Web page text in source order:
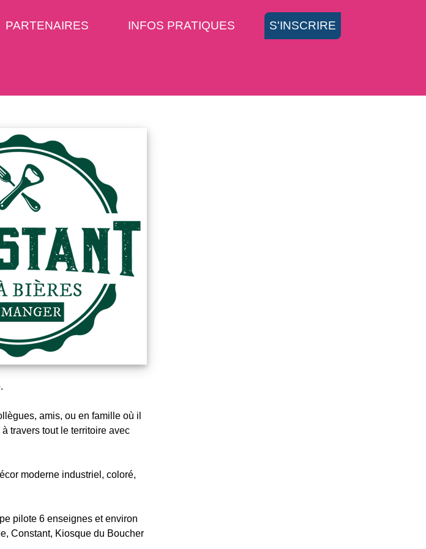
PARTENAIRES INFOS PRATIQUES S'INSCRIRE
amis, ou en famille où il
travers tout le territoire avec
moderne industriel, coloré,
pilote 6 enseignes et environ
Constant, Kiosque du Boucher